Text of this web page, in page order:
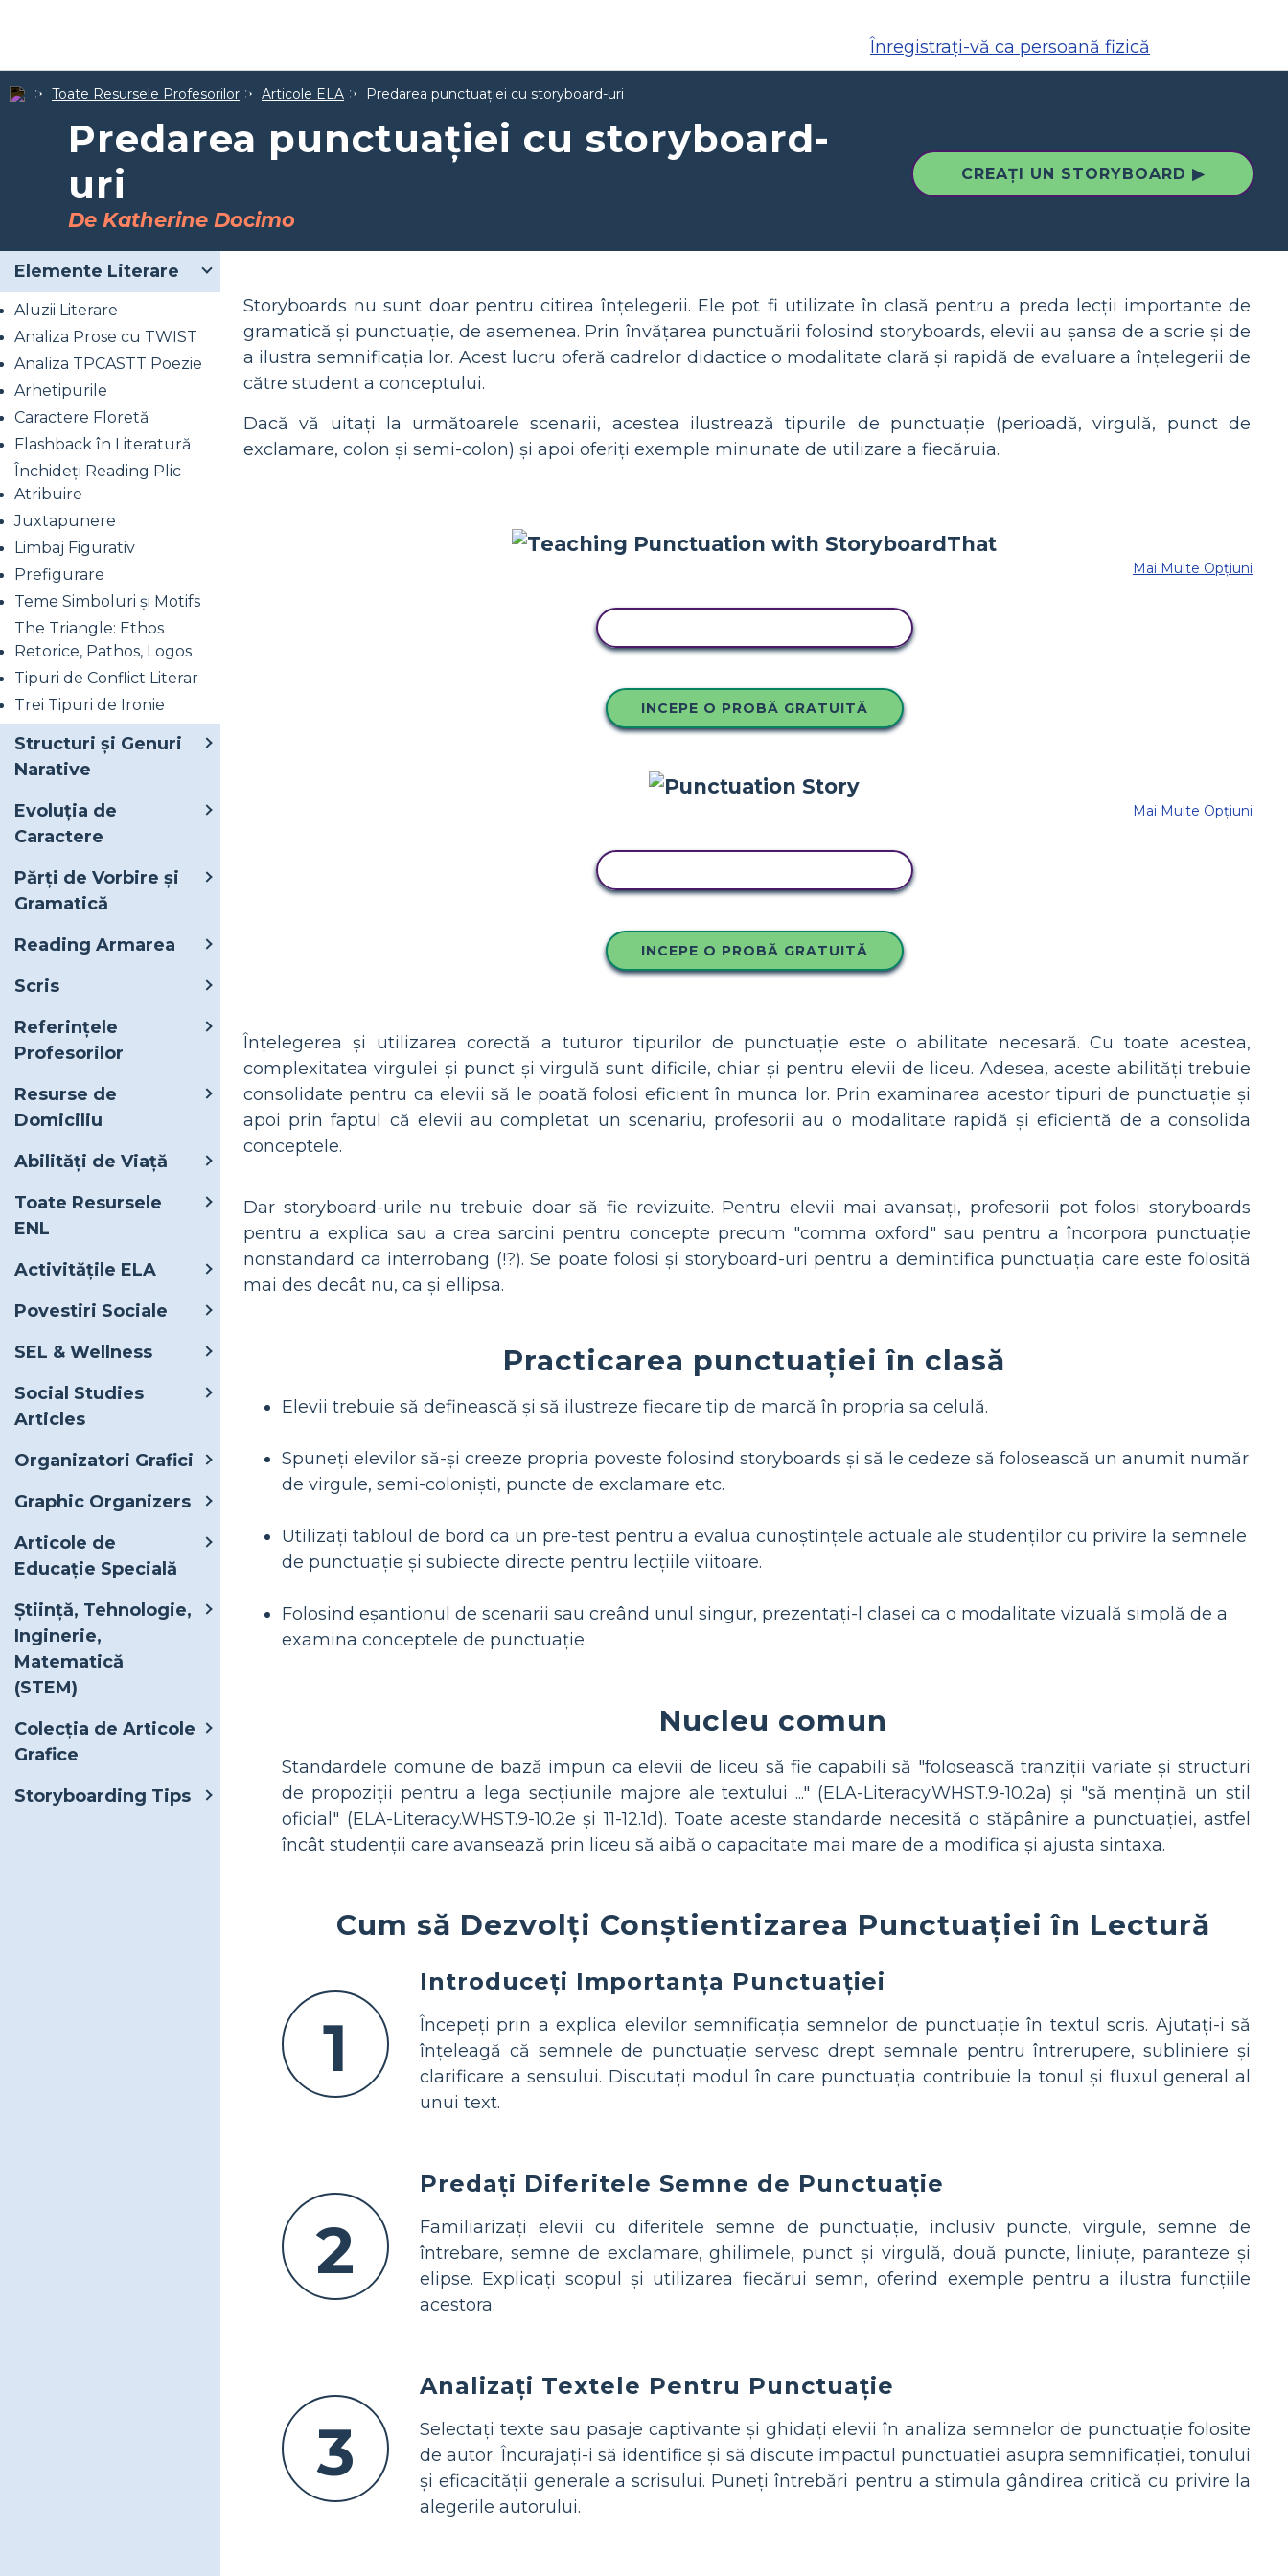
Înregistrați-vă ca persoană fizică
Toate Resursele Profesorilor Articole ELA Predarea punctuației cu storyboard-uri
Predarea punctuației cu storyboard-
uri
De Katherine Docimo
CREAȚI UN STORYBOARD ▶
Elemente Literare
Aluzii Literare
Analiza Prose cu TWIST
Analiza TPCASTT Poezie
Arhetipurile
Caractere Floretă
Flashback în Literatură
Închideți Reading Plic
Atribuire
Juxtapunere
Limbaj Figurativ
Prefigurare
Teme Simboluri și Motifs
The Triangle: Ethos
Retorice, Pathos, Logos
Tipuri de Conflict Literar
Trei Tipuri de Ironie
Structuri și Genuri
Narative
Evoluția de
Caractere
Părți de Vorbire și
Gramatică
Reading Armarea
Scris
Referințele
Profesorilor
Resurse de
Domiciliu
Abilități de Viață
Toate Resursele
ENL
Activitățile ELA
Povestiri Sociale
SEL & Wellness
Social Studies
Articles
Organizatori Grafici
Graphic Organizers
Articole de
Educație Specială
Știință, Tehnologie,
Inginerie,
Matematică
(STEM)
Colecția de Articole
Grafice
Storyboarding Tips
Storyboards nu sunt doar pentru citirea înțelegerii. Ele pot fi utilizate în clasă pentru a preda lecții importante de
gramatică și punctuație, de asemenea. Prin învățarea punctuării folosind storyboards, elevii au șansa de a scrie și de
a ilustra semnificația lor. Acest lucru oferă cadrelor didactice o modalitate clară și rapidă de evaluare a înțelegerii de
către student a conceptului.
Dacă vă uitați la următoarele scenarii, acestea ilustrează tipurile de punctuație (perioadă, virgulă, punct de
exclamare, colon și semi-colon) și apoi oferiți exemple minunate de utilizare a fiecăruia.
Mai Multe Opțiuni
INCEPE O PROBĂ GRATUITĂ
Mai Multe Opțiuni
INCEPE O PROBĂ GRATUITĂ
Înțelegerea și utilizarea corectă a tuturor tipurilor de punctuație este o abilitate necesară. Cu toate acestea,
complexitatea virgulei și punct și virgulă sunt dificile, chiar și pentru elevii de liceu. Adesea, aceste abilități trebuie
consolidate pentru ca elevii să le poată folosi eficient în munca lor. Prin examinarea acestor tipuri de punctuație și
apoi prin faptul că elevii au completat un scenariu, profesorii au o modalitate rapidă și eficientă de a consolida
conceptele.
Dar storyboard-urile nu trebuie doar să fie revizuite. Pentru elevii mai avansați, profesorii pot folosi storyboards
pentru a explica sau a crea sarcini pentru concepte precum "comma oxford" sau pentru a încorpora punctuație
nonstandard ca interrobang (!?). Se poate folosi și storyboard-uri pentru a demintifica punctuația care este folosită
mai des decât nu, ca și ellipsa.
Practicarea punctuației în clasă
Elevii trebuie să definească și să ilustreze fiecare tip de marcă în propria sa celulă.
Spuneți elevilor să-și creeze propria poveste folosind storyboards și să le cedeze să folosească un anumit număr
de virgule, semi-coloniști, puncte de exclamare etc.
Utilizați tabloul de bord ca un pre-test pentru a evalua cunoștințele actuale ale studenților cu privire la semnele
de punctuație și subiecte directe pentru lecțiile viitoare.
Folosind eșantionul de scenarii sau creând unul singur, prezentați-l clasei ca o modalitate vizuală simplă de a
examina conceptele de punctuație.
Nucleu comun
Standardele comune de bază impun ca elevii de liceu să fie capabili să "folosească tranziții variate și structuri
de propoziții pentru a lega secțiunile majore ale textului ..." (ELA-Literacy.WHST.9-10.2a) și "să mențină un stil
oficial" (ELA-Literacy.WHST.9-10.2e și 11-12.1d). Toate aceste standarde necesită o stăpânire a punctuației, astfel
încât studenții care avansează prin liceu să aibă o capacitate mai mare de a modifica și ajusta sintaxa.
Cum să Dezvolți Conștientizarea Punctuației în Lectură
1
Introduceți Importanța Punctuației
Începeți prin a explica elevilor semnificația semnelor de punctuație în textul scris. Ajutați-i să
înțeleagă că semnele de punctuație servesc drept semnale pentru întrerupere, subliniere și
clarificare a sensului. Discutați modul în care punctuația contribuie la tonul și fluxul general al
unui text.
2
Predați Diferitele Semne de Punctuație
Familiarizați elevii cu diferitele semne de punctuație, inclusiv puncte, virgule, semne de
întrebare, semne de exclamare, ghilimele, punct și virgulă, două puncte, liniuțe, paranteze și
elipse. Explicați scopul și utilizarea fiecărui semn, oferind exemple pentru a ilustra funcțiile
acestora.
3
Analizați Textele Pentru Punctuație
Selectați texte sau pasaje captivante și ghidați elevii în analiza semnelor de punctuație folosite
de autor. Încurajați-i să identifice și să discute impactul punctuației asupra semnificației, tonului
și eficacității generale a scrisului. Puneți întrebări pentru a stimula gândirea critică cu privire la
alegerile autorului.